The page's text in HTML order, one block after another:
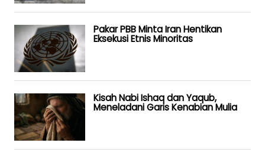
Pakar PBB Minta Iran Hentikan
Eksekusi Etnis Minoritas
Kisah Nabi Ishaq dan Yaqub,
Meneladani Garis Kenabian Mulia